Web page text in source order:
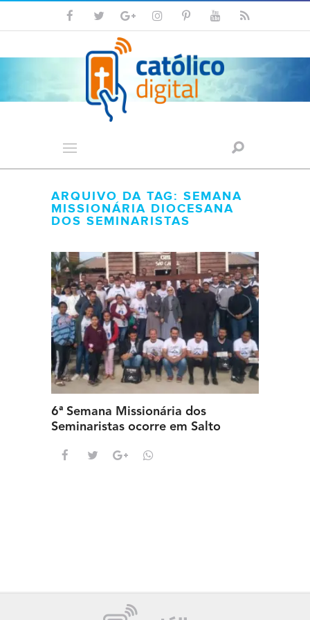
ARQUIVO DA TAG: SEMANA
MISSIONÁRIA DIOCESANA
DOS SEMINARISTAS
6ª Semana Missionária dos
Seminaristas ocorre em Salto